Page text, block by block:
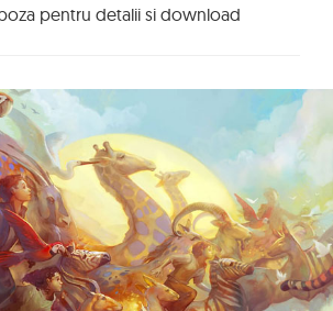
pentru detalii si download